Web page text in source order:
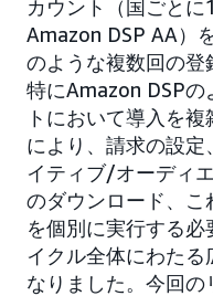
カウント（国ごと
Amazon DSP AA）
のような複数回の登
特にAmazon DSPの
トにおいて導入を
により、請求の設
イティブ/オーディ
のダウンロード、
を個別に実行する
イクル全体にわた
なりました。今回